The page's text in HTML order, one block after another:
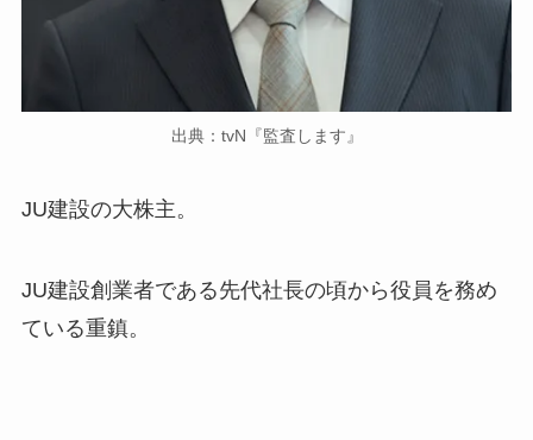
出典：tvN『監査します』
JU建設の大株主。
JU建設創業者である先代社長の頃から役員を務め
ている重鎮。